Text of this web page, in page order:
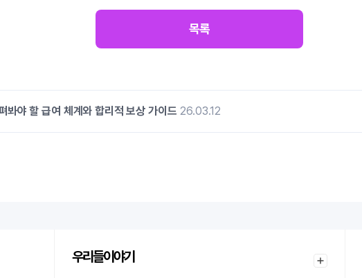
목록
봐야 할 급여 체계와 합리적 보상 가이드 26.03.12
우리들이야기